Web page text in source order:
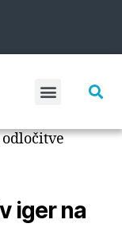
iger na